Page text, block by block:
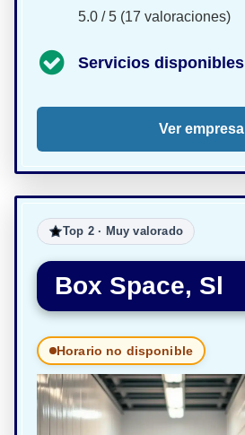
5.0 / 5 (17 valoraciones)
Servicios disponibles
Ver empresa
Top 2 · Muy valorado
Box Space, Sl
Horario no disponible